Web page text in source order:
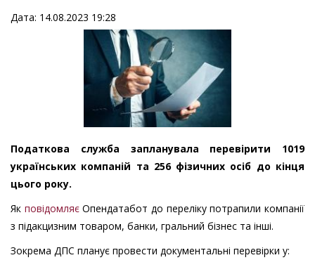
Дата: 14.08.2023 19:28
Податкова служба запланувала перевірити 1019
українських компаній та 256 фізичних осіб до кінця
цього року.
Як повідомляєОпендатабот до переліку потрапили компанії
з підакцизним товаром, банки, гральний бізнес та інші.
Зокрема ДПС планує провести документальні перевірки у: